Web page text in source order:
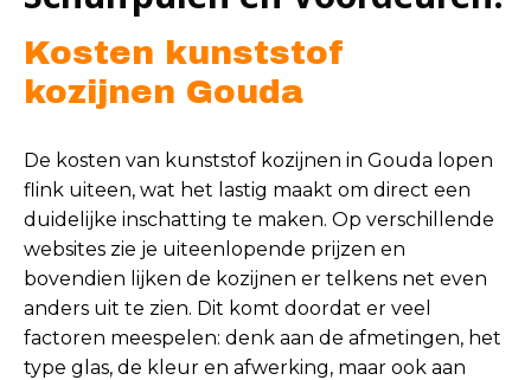
Kosten kunststof
kozijnen Gouda
De kosten van kunststof kozijnen in Gouda lopen
flink uiteen, wat het lastig maakt om direct een
duidelijke inschatting te maken. Op verschillende
websites zie je uiteenlopende prijzen en
bovendien lijken de kozijnen er telkens net even
anders uit te zien. Dit komt doordat er veel
factoren meespelen: denk aan de afmetingen, het
type glas, de kleur en afwerking, maar ook aan